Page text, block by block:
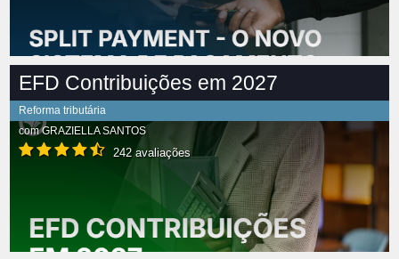
EFD Contribuições em 2027
Reforma tributária
comGRAZIELLA SANTOS
242 avaliações